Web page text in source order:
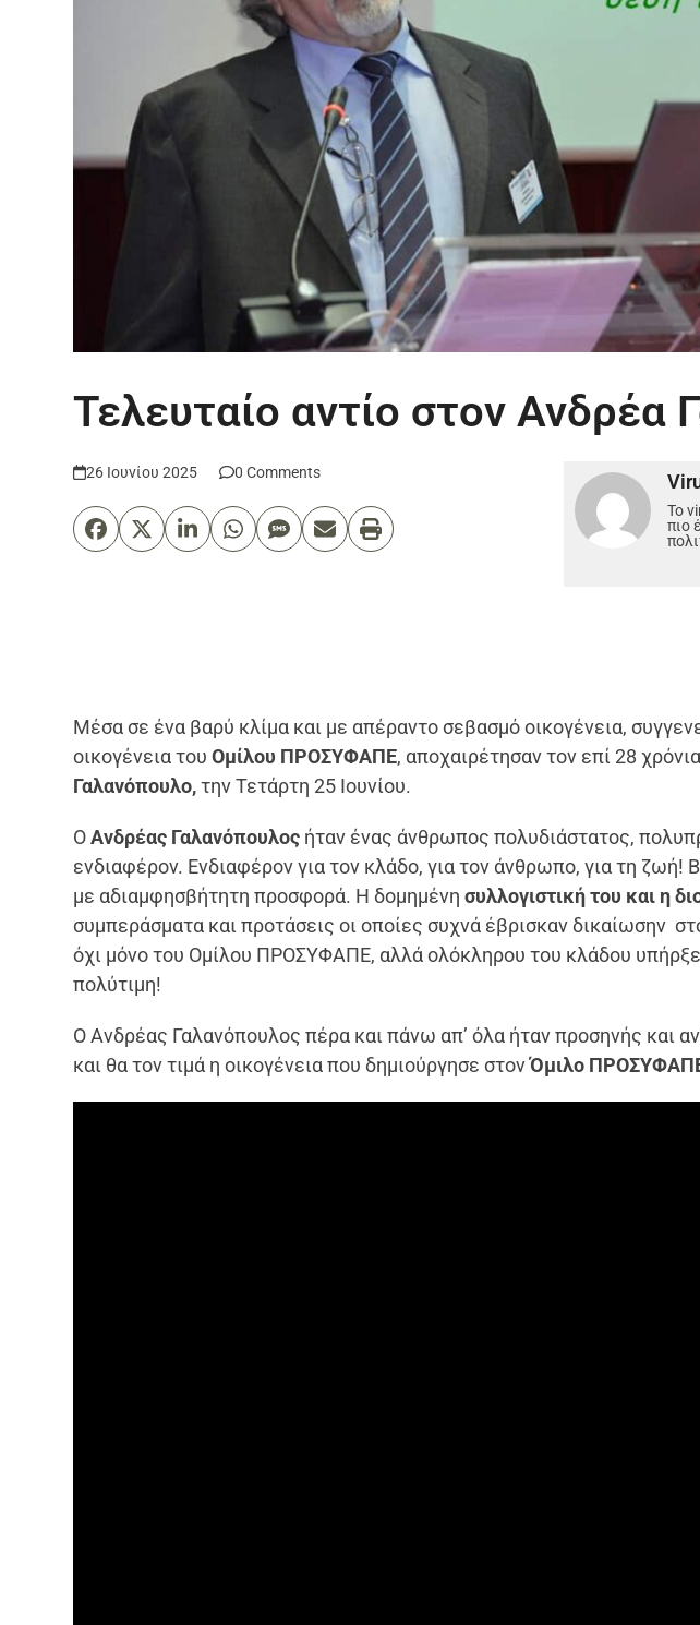
Τελευταίο αντίο στον Ανδρέα
26 Ιουνίου 2025 0 Comments
Το
πιο
Μέσα σε ένα βαρύ κλίμα και με απέραντο σεβασμό οικογένεια,
οικογένεια τουΟμίλου ΠΡΟΣΥΦΑΠΕ, αποχαιρέτησαν τον επί 28
Γαλανόπουλο,την Τετάρτη 25 Ιουνίου.
ΟΑνδρέας Γαλανόπουλος ήταν ένας άνθρωπος πολυδιάστατος,
ενδιαφέρον. Ενδιαφέρον για τον κλάδο, για τον άνθρωπο, για τη ζωή!
με αδιαμφησβήτητη προσφορά. Η δομημένη συλλογιστική του και η
συμπεράσματα και προτάσεις οι οποίες συχνά έβρισκαν δικαίωσην
όχι μόνο του Ομίλου ΠΡΟΣΥΦΑΠΕ, αλλά ολόκληρου του κλάδου
πολύτιμη!
Ο Ανδρέας Γαλανόπουλος πέρα και πάνω απ’ όλα ήταν προσηνής και
και θα τον τιμά η οικογένεια που δημιούργησε στονΌμιλο